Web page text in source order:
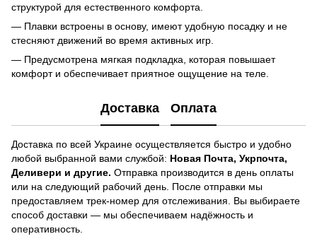
структурой для естественного комфорта.
— Плавки встроены в основу, имеют удобную посадку и не
стесняют движений во время активных игр.
— Предусмотрена мягкая подкладка, которая повышает
комфорт и обеспечивает приятное ощущение на теле.
Доставка Оплата
Доставка по всей Украине осуществляется быстро и удобно
любой выбранной вами службой: Новая Почта, Укрпочта,
Деливери и другие. Отправка производится в день оплаты
или на следующий рабочий день. После отправки мы
предоставляем трек-номер для отслеживания. Вы выбираете
способ доставки — мы обеспечиваем надёжность и
оперативность.